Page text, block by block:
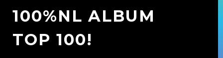
100%NL ALBUM
TOP 100!